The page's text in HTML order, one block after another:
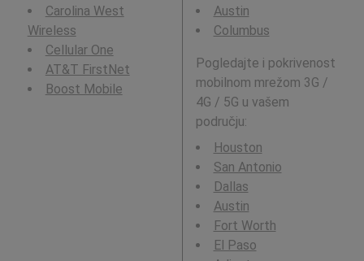
Carolina West
Wireless
Cellular One
AT&T FirstNet
Boost Mobile
Austin
Columbus
Pogledajte i pokrivenost
mobilnom mrežom 3G /
4G / 5G u vašem
području:
Houston
San Antonio
Dallas
Austin
Fort Worth
El Paso